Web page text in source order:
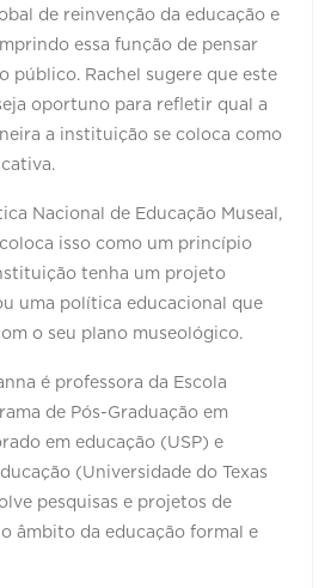
de reinvenção da educação e
essa função de pensar
público. Rachel sugere que este
oportuno para refletir qual a
a instituição se coloca como
Nacional de Educação Museal,
isso como um princípio
tenha um projeto
uma política educacional que
o seu plano museológico.
é professora da Escola
de Pós-Graduação em
em educação (USP) e
(Universidade do Texas
pesquisas e projetos de
âmbito da educação formal e